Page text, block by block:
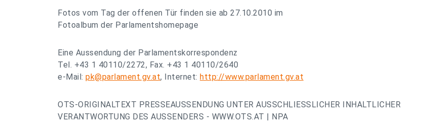
Fotos vom Tag der offenen Tür finden sie ab 27.10.2010 im
Fotoalbum der Parlamentshomepage
Eine Aussendung der Parlamentskorrespondenz
Tel. +43 1 40110/2272, Fax. +43 1 40110/2640
e-Mail: pk@parlament.gv.at, Internet: http://www.parlament.gv.at
OTS-ORIGINALTEXT PRESSEAUSSENDUNG UNTER AUSSCHLIESSLICHER INHALTLICHER
VERANTWORTUNG DES AUSSENDERS - WWW.OTS.AT | NPA